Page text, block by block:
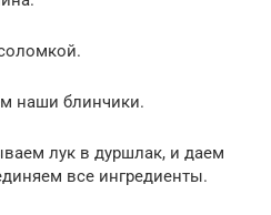
наши блинчики.
лук в дуршлак, и даем
все ингредиенты.